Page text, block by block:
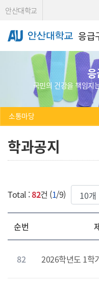
Skip Menu
안산대학교
응급
국민의 건강을 책임지
소통마당
학과공지
Total :82건 (1/9) 한번에
순번
82 2026학년도 1학